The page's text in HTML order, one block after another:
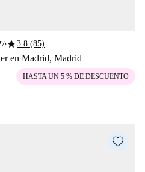
■star3.8 (85)
en Madrid, Madrid
HASTA UN 5 % DE DESCUENTO